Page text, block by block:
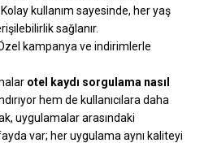
Kolay kullanım sayesinde, her yaş
sağlanır.
kampanya ve indirimlerle
otel kaydı sorgulama nasıl
hem de kullanıcılara daha
uygulamalar arasındaki
var; her uygulama aynı kaliteyi